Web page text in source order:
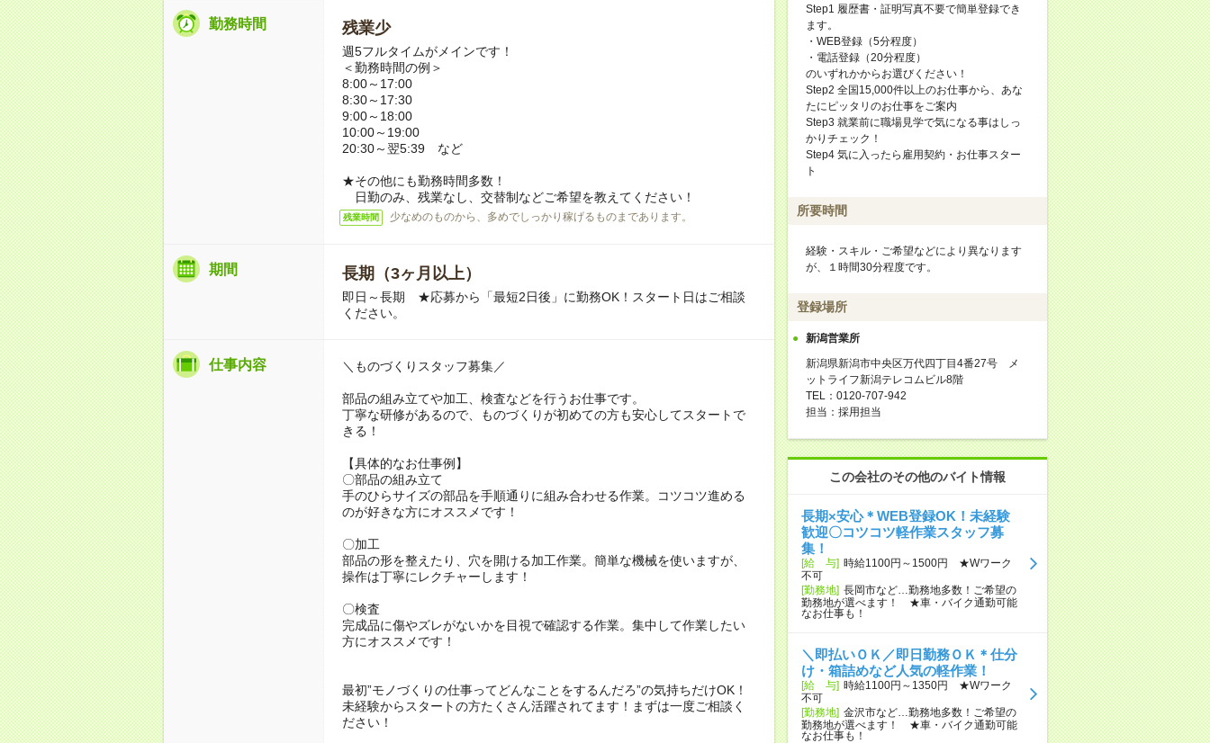
勤務時間 残業少
週5フルタイムがメインです！
＜勤務時間の例＞
8:00～17:00
8:30～17:30
9:00～18:00
10:00～19:00
20:30～翌5:39 など
★その他にも勤務時間多数！
日勤のみ、残業なし、交替制などご希望を教えてください！
残業時間 少なめのものから、多めでしっかり稼げるものまであります。
期間 長期（3ヶ月以上）
即日～長期 ★応募から「最短2日後」に勤務OK！スタート日はご相談
ください。
仕事内容 ＼ものづくりスタッフ募集／
部品の組み立てや加工、検査などを行うお仕事です。
丁寧な研修があるので、ものづくりが初めての方も安心してスタートで
きる！
【具体的なお仕事例】
〇部品の組み立て
手のひらサイズの部品を手順通りに組み合わせる作業。コツコツ進める
のが好きな方にオススメです！
〇加工
部品の形を整えたり、穴を開ける加工作業。簡単な機械を使いますが、
操作は丁寧にレクチャーします！
〇検査
完成品に傷やズレがないかを目視で確認する作業。集中して作業したい
方にオススメです！
最初”モノづくりの仕事ってどんなことをするんだろ”の気持ちだけOK！
未経験からスタートの方たくさん活躍されてます！まずは一度ご相談く
ださい！
Step1 履歴書・証明写真不要で簡単登録でき
ます。
・WEB登録（5分程度）
・電話登録（20分程度）
のいずれかからお選びください！
Step2 全国15,000件以上のお仕事から、あな
たにピッタリのお仕事をご案内
Step3 就業前に職場見学で気になる事はしっ
かりチェック！
Step4 気に入ったら雇用契約・お仕事スター
ト
所要時間
経験・スキル・ご希望などにより異なります
が、１時間30分程度です。
登録場所
新潟営業所
新潟県新潟市中央区万代四丁目4番27号 メ
ットライフ新潟テレコムビル8階
TEL：0120-707-942
担当：採用担当
この会社のその他のバイト情報
長期×安心＊WEB登録OK！未経験
歓迎〇コツコツ軽作業スタッフ募
集！
[給 与] 時給1100円～1500円 ★Wワーク
不可
[勤務地] 長岡市など…勤務地多数！ご希望の
勤務地が選べます！ ★車・バイク通勤可能
なお仕事も！
＼即払いＯＫ／即日勤務ＯＫ＊仕分
け・箱詰めなど人気の軽作業！
[給 与] 時給1100円～1350円 ★Wワーク
不可
[勤務地] 金沢市など…勤務地多数！ご希望の
勤務地が選べます！ ★車・バイク通勤可能
なお仕事も！